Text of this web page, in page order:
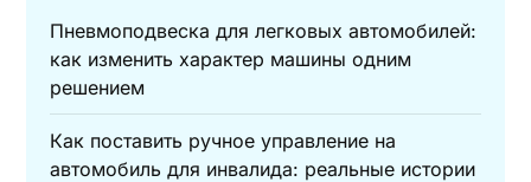
Пневмоподвеска для легковых автомобилей:
как изменить характер машины одним
решением
Как поставить ручное управление на
автомобиль для инвалида: реальные истории